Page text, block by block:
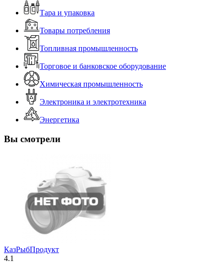
Тара и упаковка
Товары потребления
Топливная промышленность
Торговое и банковское оборудование
Химическая промышленность
Электроника и электротехника
Энергетика
Вы смотрели
КазРыбПродукт
4.1